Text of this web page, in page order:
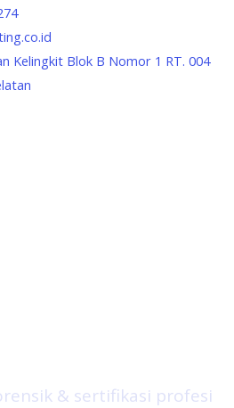
Kelingkit Blok B Nomor 1 RT. 004
& sertifikasi profesi